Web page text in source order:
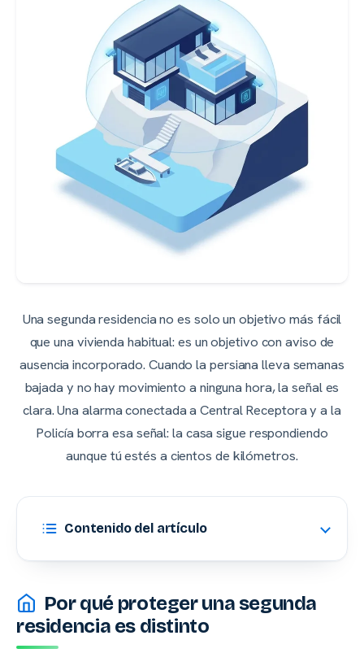
Una segunda residencia no es solo un objetivo más fácil
que una vivienda habitual: es un objetivo con aviso de
ausencia incorporado. Cuando la persiana lleva semanas
bajada y no hay movimiento a ninguna hora, la señal es
clara. Una alarma conectada a Central Receptora y a la
Policía borra esa señal: la casa sigue respondiendo
aunque tú estés a cientos de kilómetros.
Contenido del artículo
Por qué proteger una segunda
residencia es distinto